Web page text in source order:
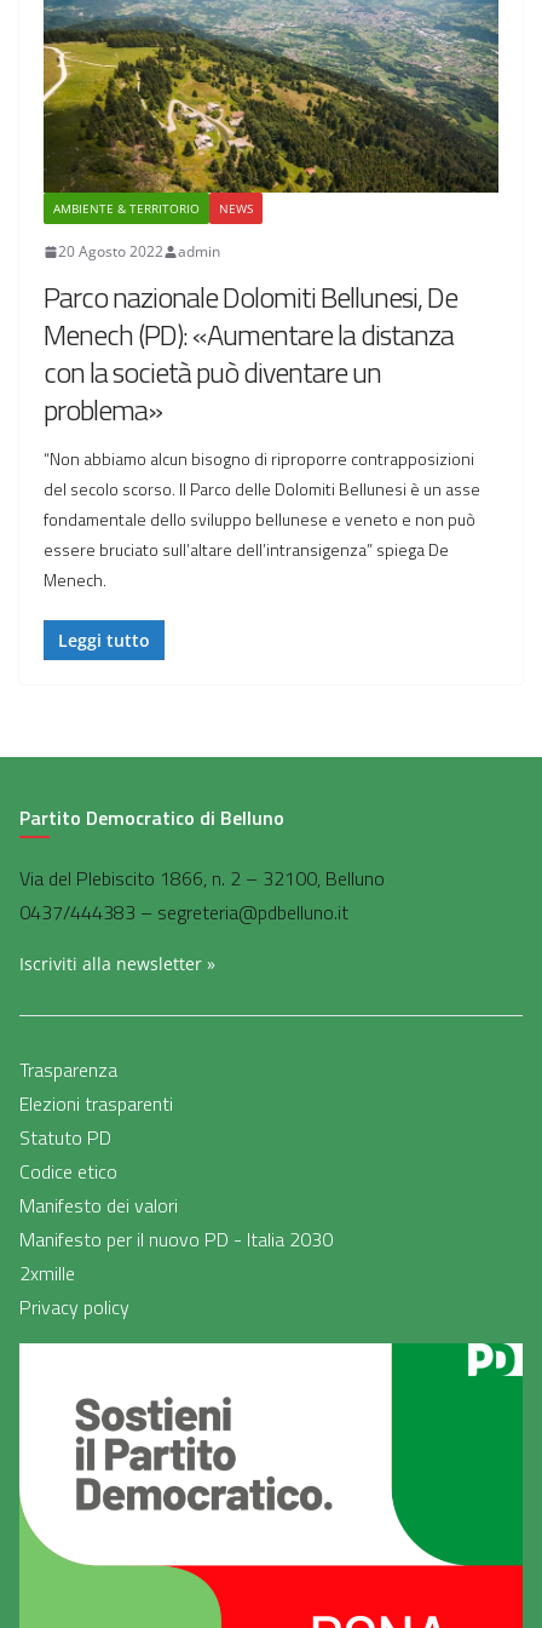
AMBIENTE & TERRITORIO NEWS
20 Agosto 2022 admin
Parco nazionale Dolomiti Bellunesi, De
Menech (PD): «Aumentare la distanza
con la società può diventare un
problema»
“Non abbiamo alcun bisogno di riproporre contrapposizioni
del secolo scorso. Il Parco delle Dolomiti Bellunesi è un asse
fondamentale dello sviluppo bellunese e veneto e non può
essere bruciato sull’altare dell’intransigenza” spiega De
Menech.
Leggi tutto
Partito Democratico di Belluno
Via del Plebiscito 1866, n. 2 – 32100, Belluno
0437/444383 – segreteria@pdbelluno.it
Iscriviti alla newsletter »
Trasparenza
Elezioni trasparenti
Statuto PD
Codice etico
Manifesto dei valori
Manifesto per il nuovo PD - Italia 2030
2xmille
Privacy policy